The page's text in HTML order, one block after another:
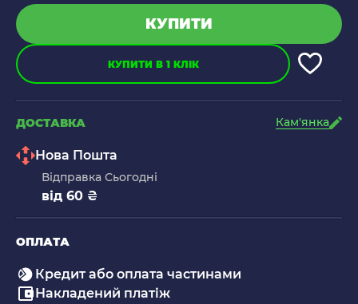
КУПИТИ
КУПИТИ В 1 КЛІК
ДОСТАВКА Кам'янка
Нова Пошта
Відправка Сьогодні
від 60 ₴
ОПЛАТА
Кредит або оплата частинами
Накладений платіж